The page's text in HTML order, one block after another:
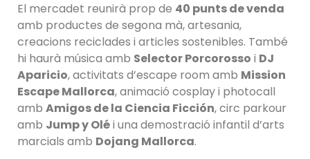
El mercadet reunirà prop de 40 punts de venda
amb productes de segona mà, artesania,
creacions reciclades i articles sostenibles. També
hi haurà música amb Selector Porcorosso i DJ
Aparicio, activitats d’escape room amb Mission
Escape Mallorca, animació cosplay i photocall
amb Amigos de la Ciencia Ficción, circ parkour
amb Jump y Oléi una demostració infantil d’arts
marcials amb Dojang Mallorca.